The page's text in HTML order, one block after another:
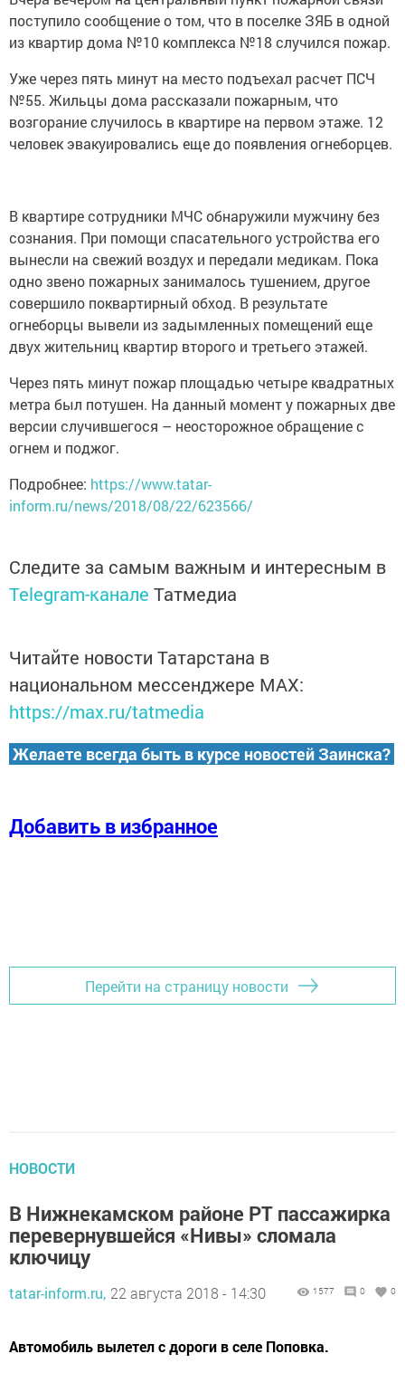
поступило сообщение о том, что в поселке ЗЯБ в одной
из квартир дома №10 комплекса №18 случился пожар.
Уже через пять минут на место подъехал расчет ПСЧ
№55. Жильцы дома рассказали пожарным, что
возгорание случилось в квартире на первом этаже. 12
человек эвакуировались еще до появления огнеборцев.
В квартире сотрудники МЧС обнаружили мужчину без
сознания. При помощи спасательного устройства его
вынесли на свежий воздух и передали медикам. Пока
одно звено пожарных занималось тушением, другое
совершило поквартирный обход. В результате
огнеборцы вывели из задымленных помещений еще
двух жительниц квартир второго и третьего этажей.
Через пять минут пожар площадью четыре квадратных
метра был потушен. На данный момент у пожарных две
версии случившегося – неосторожное обращение с
огнем и поджог.
Подробнее: https://www.tatar-
inform.ru/news/2018/08/22/623566/
Следите за самым важным и интересным в
Telegram-канале Татмедиа
Читайте новости Татарстана в
национальном мессенджере MАХ:
https://max.ru/tatmedia
Желаете всегда быть в курсе новостей Заинска?
Добавить в избранное
Перейти на страницу новости
НОВОСТИ
В Нижнекамском районе РТ пассажирка
перевернувшейся «Нивы» сломала
ключицу
tatar-inform.ru, 22 августа 2018 - 14:30 1577 0 0
Автомобиль вылетел с дороги в селе Поповка.